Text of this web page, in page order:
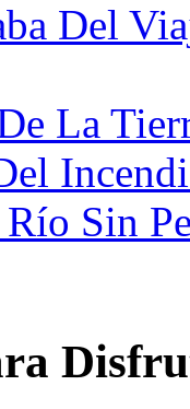
Del
La
Sin